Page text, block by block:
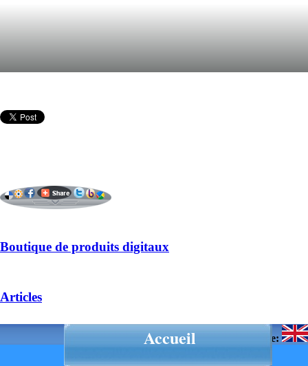
Boutique de produits digitaux
Articles
Langue:
Accueil